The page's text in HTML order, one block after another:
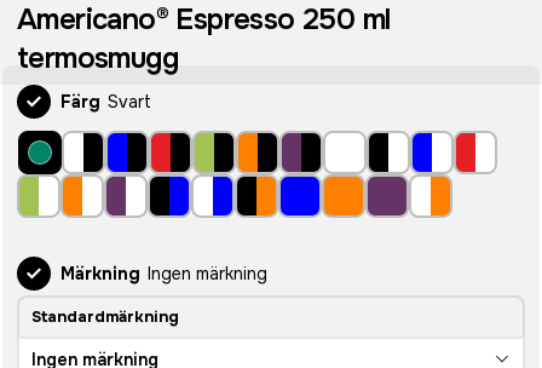
Americano® Espresso 250 ml
termosmugg
Färg Svart
Märkning Ingen märkning
Standardmärkning
Ingen märkning